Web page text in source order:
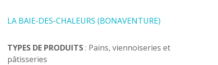
LA BAIE-DES-CHALEURS (BONAVENTURE)
TYPES DE PRODUITS: Pains, viennoiseries et
pâtisseries